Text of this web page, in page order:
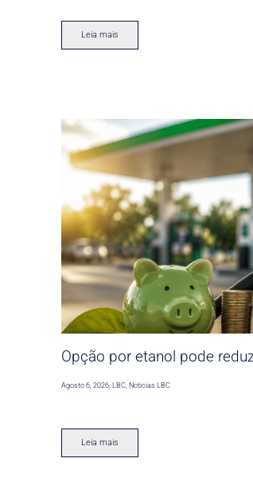
Leia mais
Opção por etanol pode
Agosto 6, 2026 ,LBC Noticias LBC
Leia mais